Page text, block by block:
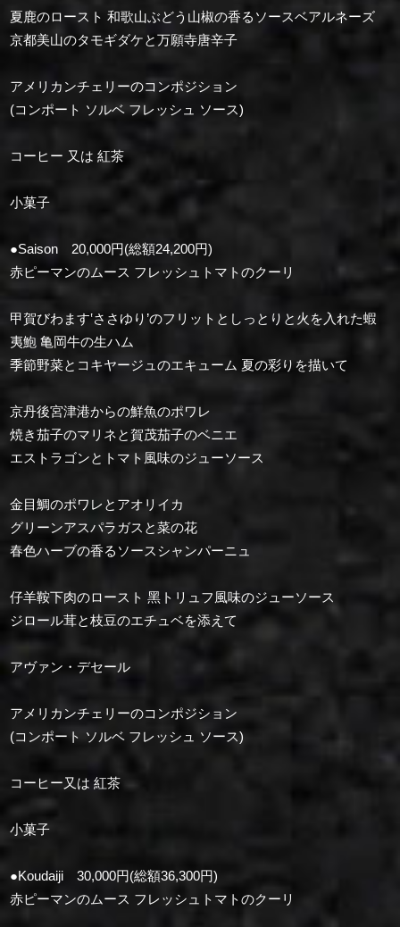
夏鹿のロースト 和歌山ぶどう山椒の香るソースベアルネーズ
京都美山のタモギダケと万願寺唐辛子
アメリカンチェリーのコンポジション
(コンポート ソルベ フレッシュ ソース)
コーヒー 又は 紅茶
小菓子
●Saison 20,000円(総額24,200円)
赤ピーマンのムース フレッシュトマトのクーリ
甲賀びわます‛ささゆり’のフリットとしっとりと火を入れた蝦
夷鮑 ⻲岡⽜の生ハム
季節野菜とコキヤージュのエキューム 夏の彩りを描いて
京丹後宮津港からの鮮魚のポワレ
焼き茄子のマリネと賀茂茄子のベニエ
エストラゴンとトマト風味のジューソース
金目鯛のポワレとアオリイカ
グリーンアスパラガスと菜の花
春色ハーブの香るソースシャンパーニュ
仔羊鞍下肉のロースト ⿊トリュフ風味のジューソース
ジロール茸と枝豆のエチュベを添えて
アヴァン・デセール
アメリカンチェリーのコンポジション
(コンポート ソルベ フレッシュ ソース)
コーヒー又は 紅茶
小菓子
●Koudaiji 30,000円(総額36,300円)
赤ピーマンのムース フレッシュトマトのクーリ